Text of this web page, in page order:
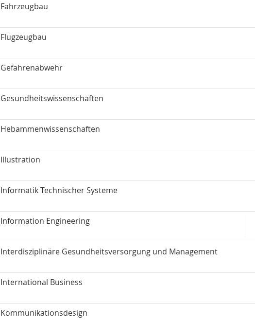
Fahrzeugbau
Flugzeugbau
Gefahrenabwehr
Gesundheitswissenschaften
Hebammenwissenschaften
Illustration
Informatik Technischer Systeme
Information Engineering
Interdisziplinäre Gesundheitsversorgung und Management
International Business
Kommunikationsdesign